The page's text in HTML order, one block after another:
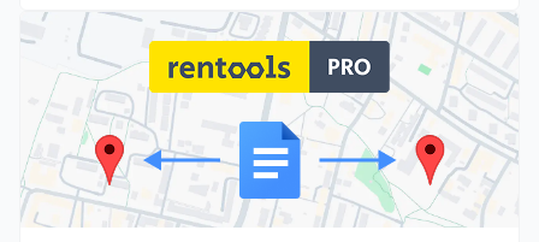
Płock, Jawor, Pabianice, Suchy Las, Zielona Góra